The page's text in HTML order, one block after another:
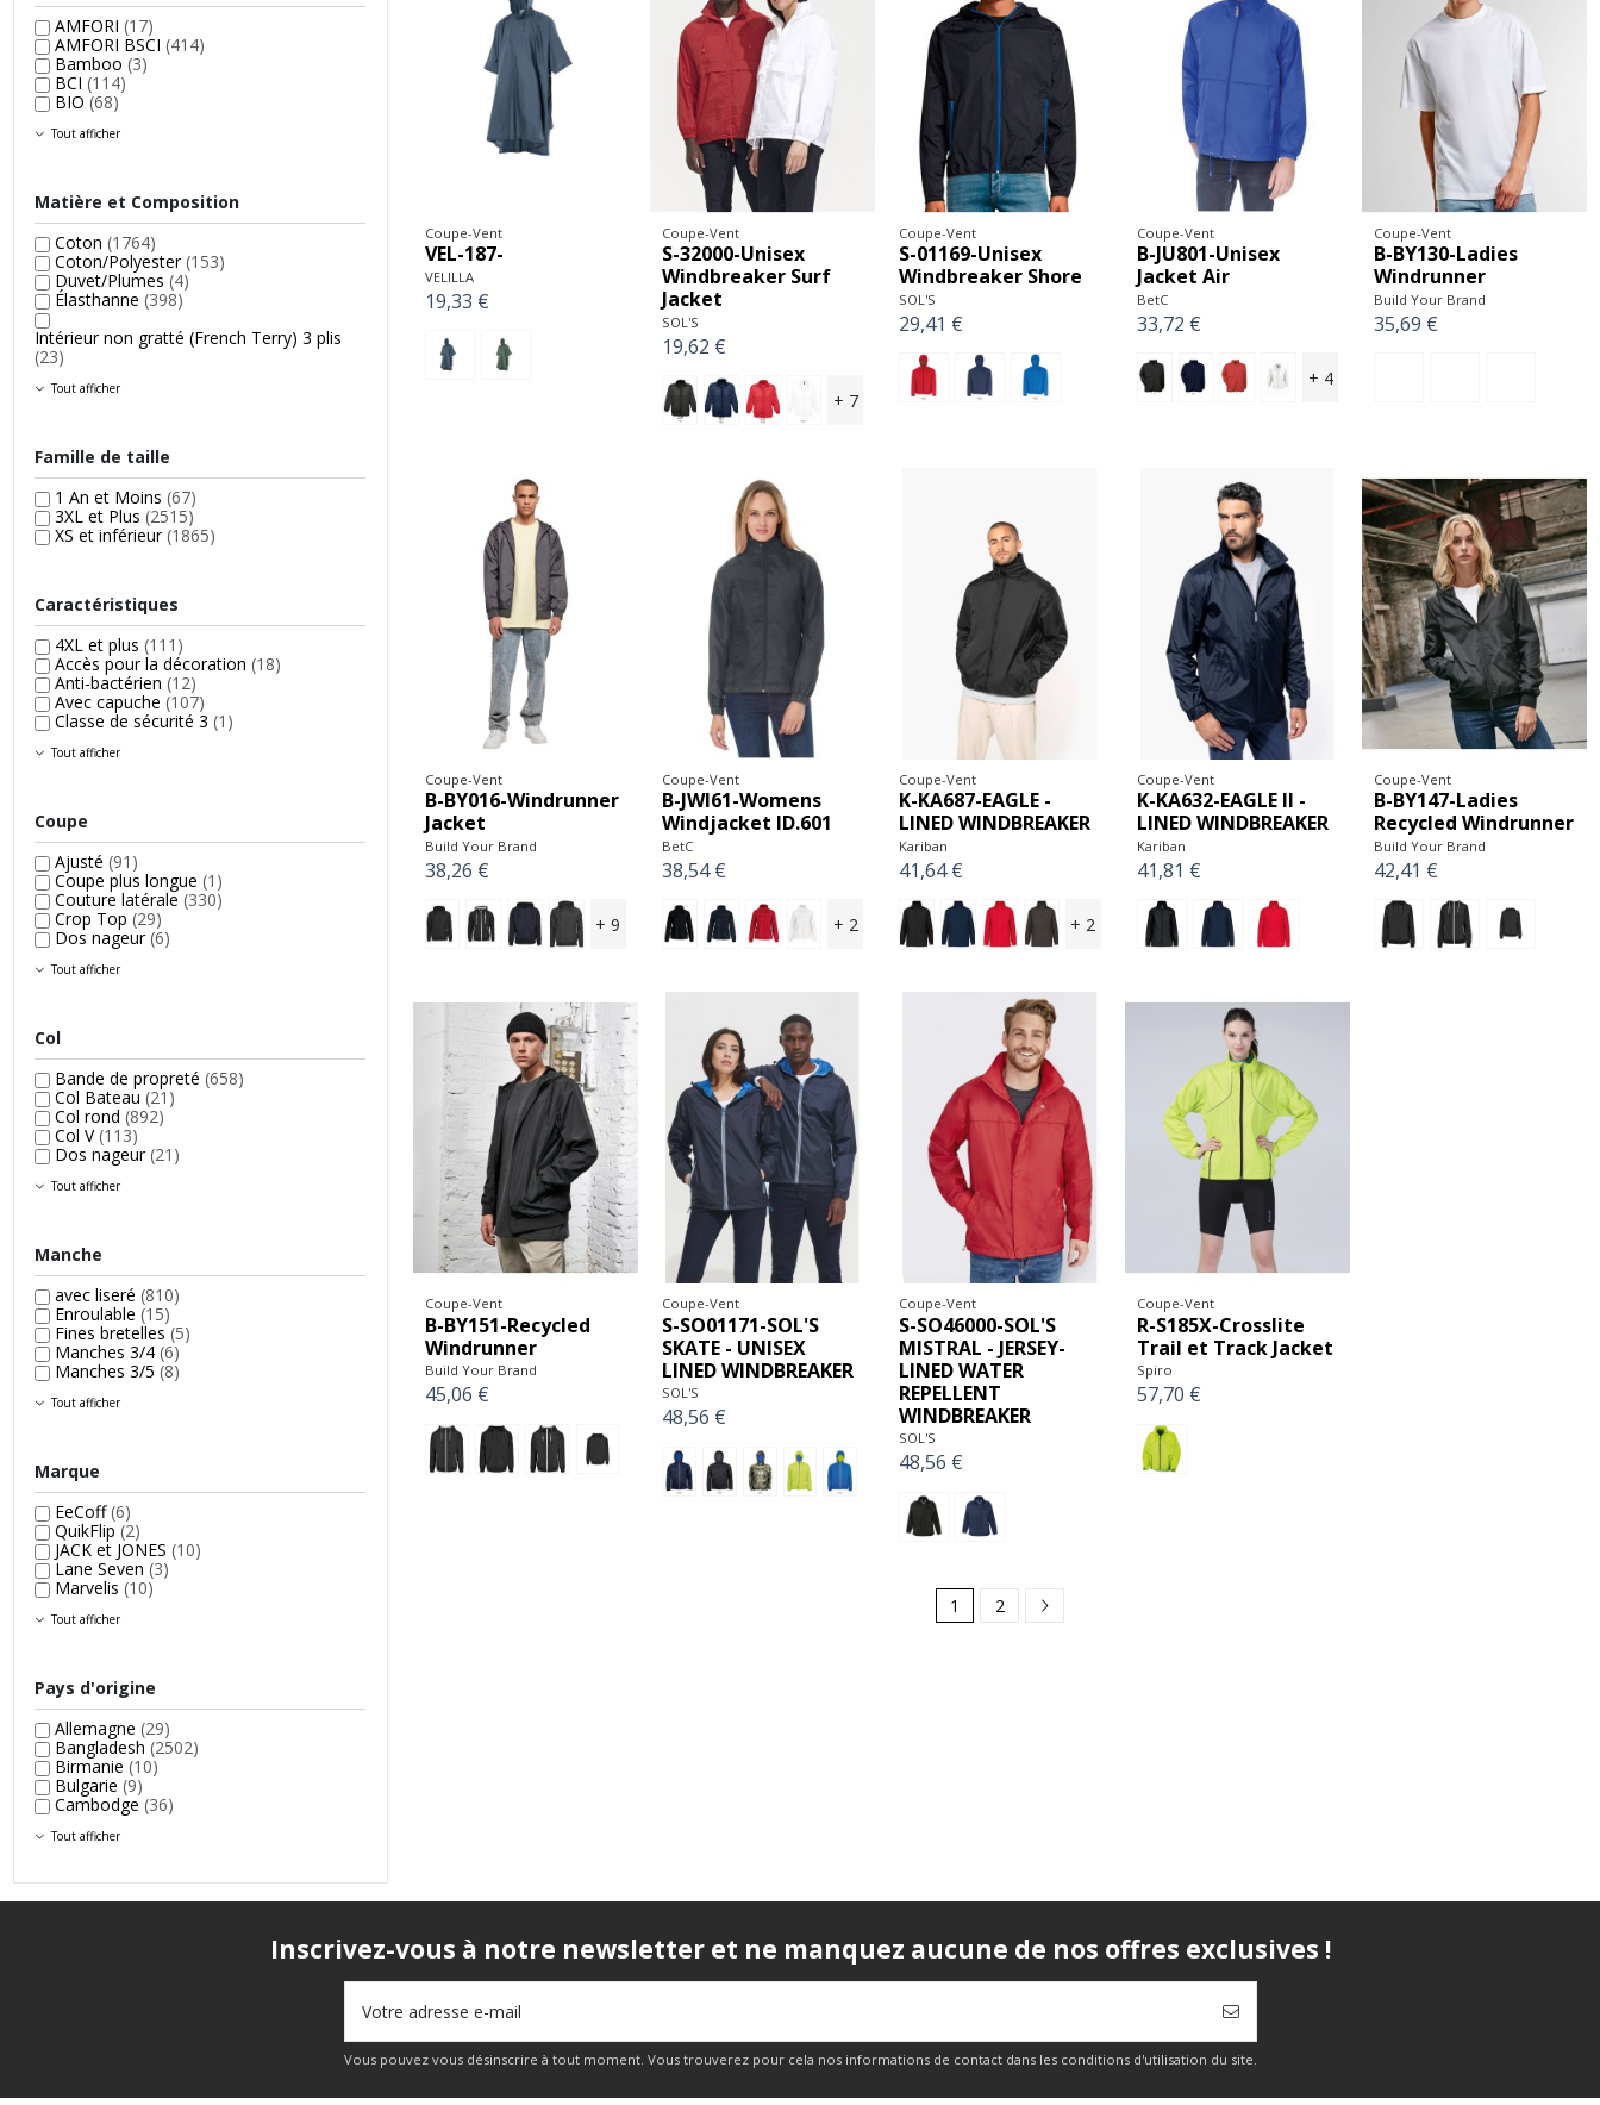
Coupe-Vent
VEL-187-
VELILLA
19,33 €
Coupe-Vent
S-32000-Unisex
Windbreaker Surf
Jacket
SOL'S
19,62 €
+ 7
Coupe-Vent
S-01169-Unisex
Windbreaker Shore
SOL'S
29,41 €
Coupe-Vent
B-JU801-Unisex
Jacket Air
BetC
33,72 €
+ 4
Coupe-Vent
B-BY130-Ladies
Windrunner
Build Your Brand
35,69 €
Coupe-Vent
B-BY016-Windrunner
Jacket
Build Your Brand
38,26 €
+ 9
Coupe-Vent
B-JWI61-Womens
Windjacket ID.601
BetC
38,54 €
+ 2
Coupe-Vent
K-KA687-EAGLE -
LINED WINDBREAKER
Kariban
41,64 €
+ 2
Coupe-Vent
K-KA632-EAGLE II -
LINED WINDBREAKER
Kariban
41,81 €
Coupe-Vent
B-BY147-Ladies
Recycled Windrunner
Build Your Brand
42,41 €
Coupe-Vent
B-BY151-Recycled
Windrunner
Build Your Brand
45,06 €
Coupe-Vent
S-SO01171-SOL'S
SKATE - UNISEX
LINED WINDBREAKER
SOL'S
48,56 €
Coupe-Vent
S-SO46000-SOL'S
MISTRAL - JERSEY-
LINED WATER
REPELLENT
WINDBREAKER
SOL'S
48,56 €
Coupe-Vent
R-S185X-Crosslite
Trail et Track Jacket
Spiro
57,70 €
1 2
AMFORI (17)
AMFORI BSCI (414)
Bamboo (3)
BCI (114)
BIO (68)
Tout afficher
Matière et Composition
Coton (1764)
Coton/Polyester(153)
Duvet/Plumes (4)
Élasthanne (398)
Intérieur non gratté (French Terry) 3 plis
(23)
Tout afficher
Famille de taille
1 An et Moins (67)
3XL et Plus (2515)
XS et inférieur(1865)
Caractéristiques
4XL et plus (111)
Accès pour la décoration (18)
Anti-bactérien (12)
Avec capuche (107)
Classe de sécurité 3 (1)
Tout afficher
Coupe
Ajusté (91)
Coupe plus longue (1)
Couture latérale (330)
Crop Top (29)
Dos nageur(6)
Tout afficher
Col
Bande de propreté (658)
Col Bateau (21)
Col rond (892)
Col V(113)
Dos nageur(21)
Tout afficher
Manche
avec liseré (810)
Enroulable (15)
Fines bretelles (5)
Manches 3/4 (6)
Manches 3/5 (8)
Tout afficher
Marque
EeCoff(6)
QuikFlip (2)
JACK et JONES (10)
Lane Seven (3)
Marvelis (10)
Tout afficher
Pays d'origine
Allemagne (29)
Bangladesh (2502)
Birmanie (10)
Bulgarie (9)
Cambodge (36)
Tout afficher
Inscrivez-vous à notre newsletter et ne manquez aucune de nos offres exclusives !
Vous pouvez vous désinscrire à tout moment. Vous trouverez pour cela nos informations de contact dans les conditions d'utilisation du site.